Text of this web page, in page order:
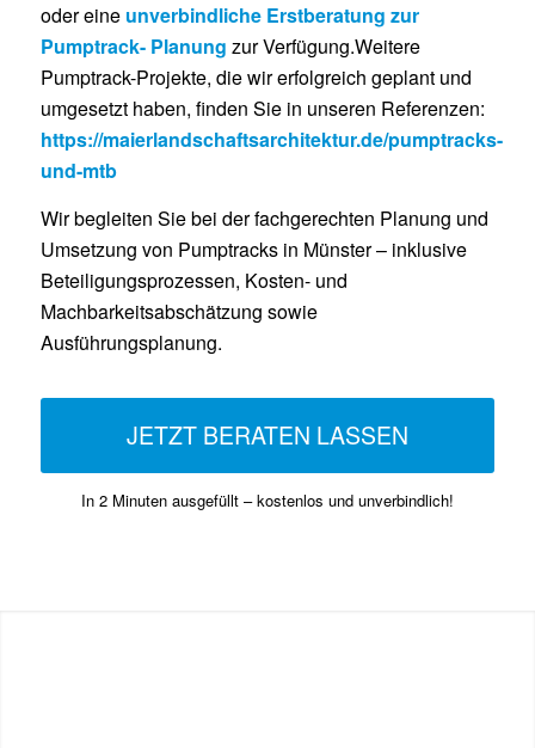
oder eine unverbindliche Erstberatung zur
Pumptrack- Planung zur Verfügung.Weitere
Pumptrack-Projekte, die wir erfolgreich geplant und
umgesetzt haben, finden Sie in unseren Referenzen:
https://maierlandschaftsarchitektur.de/pumptracks-
und-mtb
Wir begleiten Sie bei der fachgerechten Planung und
Umsetzung von Pumptracks in Münster – inklusive
Beteiligungsprozessen, Kosten- und
Machbarkeitsabschätzung sowie
Ausführungsplanung.
JETZT BERATEN LASSEN
In 2 Minuten ausgefüllt – kostenlos und unverbindlich!